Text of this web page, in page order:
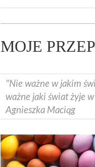
MOJE
"Nie ważne w jakim
ważne jaki świat żyje w
Agnieszka Maciąg